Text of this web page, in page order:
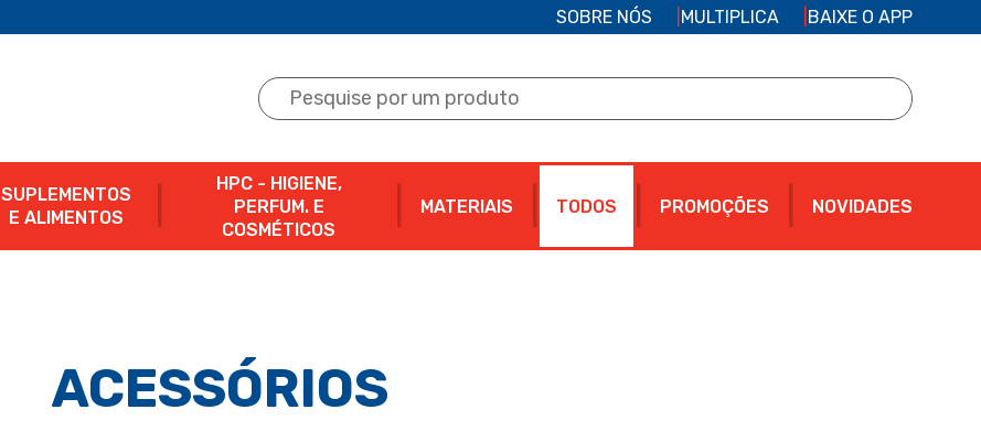
SOBRE NÓS MULTIPLICA BAIXE O APP
SUPLEMENTOS
E ALIMENTOS
HPC - HIGIENE,
PERFUM. E
COSMÉTICOS
MATERIAIS TODOS PROMOÇÕES NOVIDADES
ACESSÓRIOS